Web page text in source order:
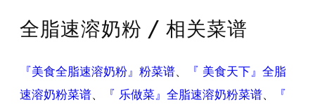
全脂速溶奶粉 / 相关菜谱
『美食全脂速溶奶粉』粉菜谱、
『 美食天下』全脂
速溶奶粉菜谱、 『 乐做菜』全脂速溶奶粉菜谱、
『